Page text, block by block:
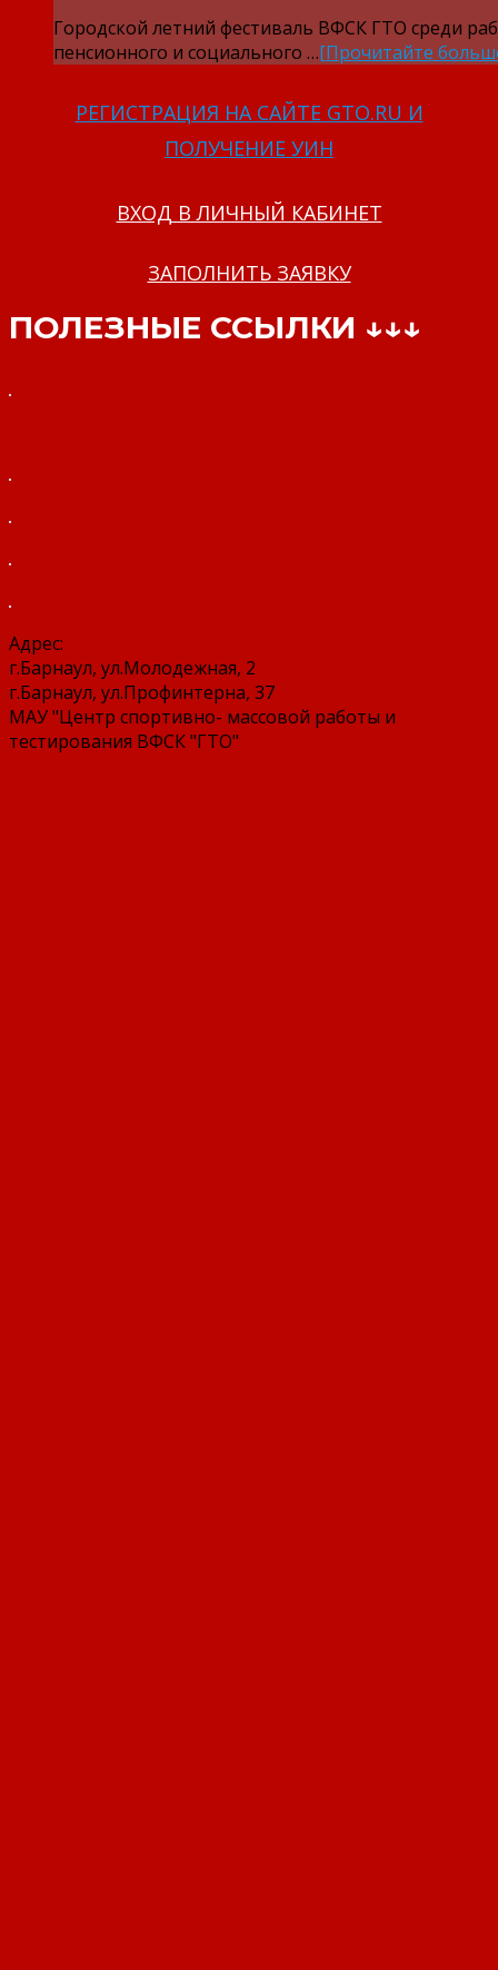
Городской летний фестиваль ВФСК ГТО среди
пенсионного и социального …[Прочитайте
РЕГИСТРАЦИЯ НА САЙТЕ GTO.RU И
ПОЛУЧЕНИЕ УИН
ВХОД В ЛИЧНЫЙ КАБИНЕТ
ЗАПОЛНИТЬ ЗАЯВКУ
ПОЛЕЗНЫЕ ССЫЛКИ ↓↓↓
Адрес:
г.Барнаул, ул.Молодежная, 2
г.Барнаул, ул.Профинтерна, 37
МАУ "Центр спортивно- массовой работы и
тестирования ВФСК "ГТО"